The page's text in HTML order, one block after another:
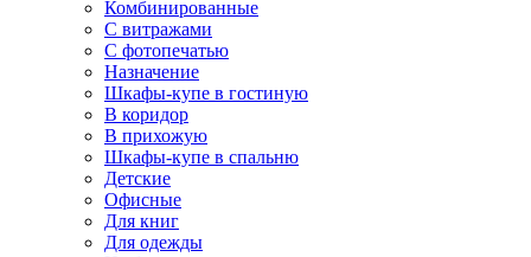
Комбинированные
С витражами
С фотопечатью
Назначение
Шкафы-купе в гостиную
В коридор
В прихожую
Шкафы-купе в спальню
Детские
Офисные
Для книг
Для одежды